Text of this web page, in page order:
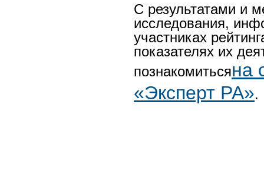
С результатами и
исследования,
участниках
показателях их
познакомитьсяна
«Эксперт РА».